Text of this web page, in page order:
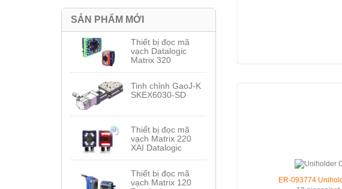
SẢN PHẨM MỚI
Thiết bị đọc mã
vạch Datalogic
Matrix 320
Tinh chỉnh GaoJ-K
SKEX6030-SD
Thiết bị đọc mã
vạch Matrix 220
XAI Datalogic
Thiết bị đọc mã
vạch Matrix 120
ER-093774